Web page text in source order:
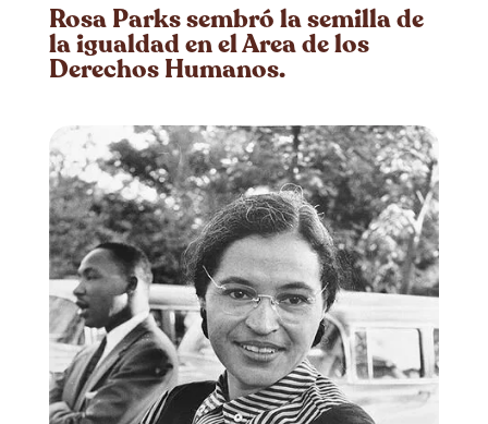
Rosa Parks sembró la semilla de
la igualdad en el Area de los
Derechos Humanos.